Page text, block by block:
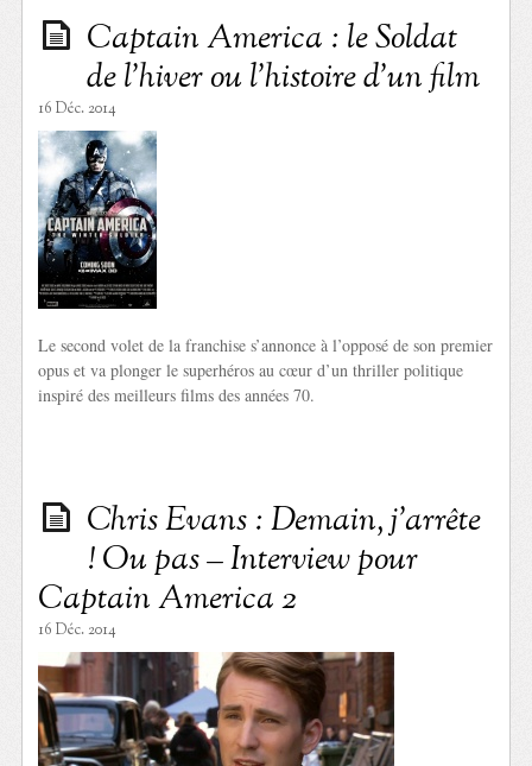
Captain America : le Soldat
de l’hiver ou l’histoire d’un film
16 Déc. 2014
Le second volet de la franchise s’annonce à l’opposé de son premier
opus et va plonger le superhéros au cœur d’un thriller politique
inspiré des meilleurs films des années 70.
Chris Evans : Demain, j’arrête
! Ou pas – Interview pour
Captain America 2
16 Déc. 2014